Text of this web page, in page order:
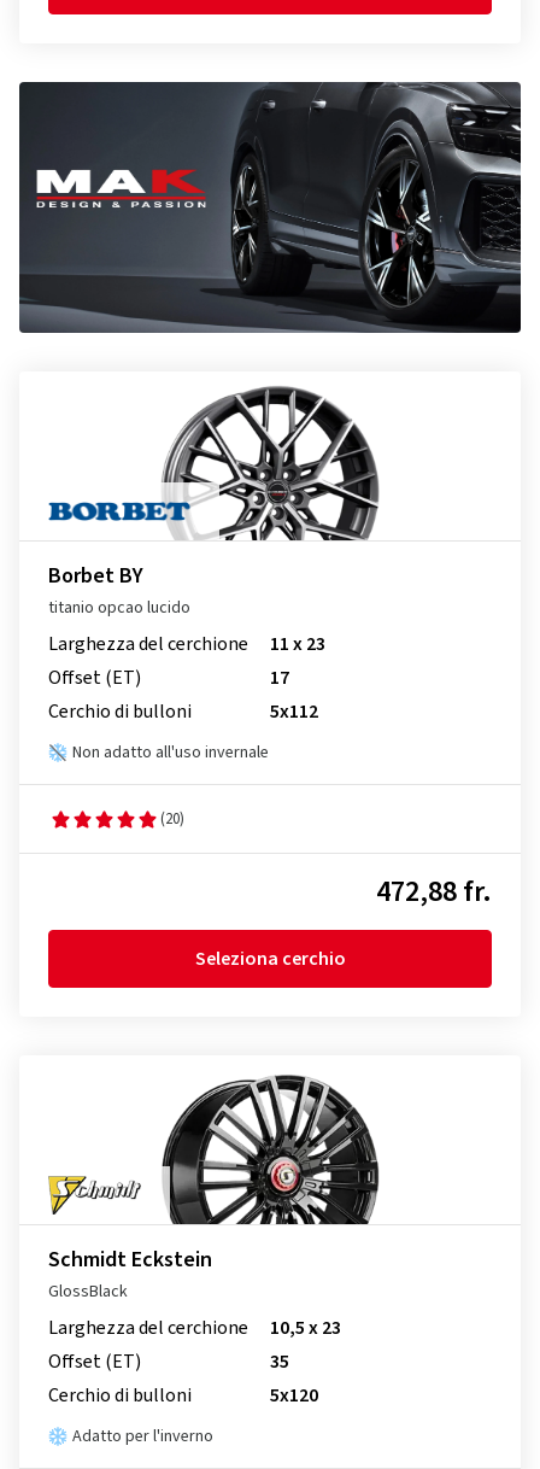
Borbet BY
titanio opcao lucido
Larghezza del cerchione
11 x 23
Offset (ET)
17
Cerchio di bulloni
5x112
Non adatto all'uso invernale
(20)
472,88 fr.
Seleziona cerchio
Schmidt Eckstein
GlossBlack
Larghezza del cerchione
10,5 x 23
Offset (ET)
35
Cerchio di bulloni
5x120
Adatto per l'inverno